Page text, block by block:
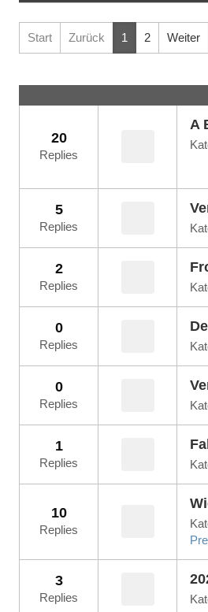
Start Zurück 1 2 Weiter
20
Replies
A
5
Replies
2
Replies
0
Replies
0
Replies
1
Replies
10
Replies
3
Replies